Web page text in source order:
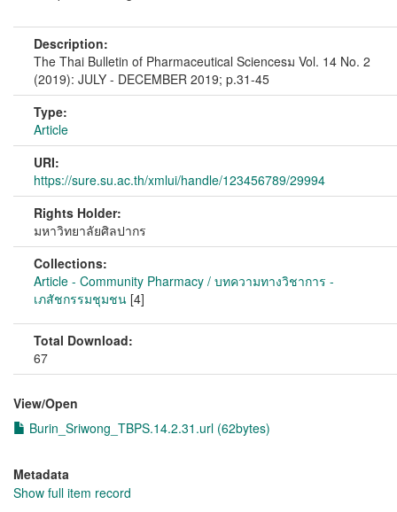
Description:
The Thai Bulletin of Pharmaceutical Sciencesม Vol. 14 No. 2
(2019): JULY - DECEMBER 2019; p.31-45
Type:
Article
URI:
https://sure.su.ac.th/xmlui/handle/123456789/29994
Rights Holder:
มหาวิทยาลัยศิลปากร
Collections:
Article - Community Pharmacy / บทความทางวิชาการ -
เภสัชกรรมชุมชน [4]
Total Download:
67
View/Open
Burin_Sriwong_TBPS.14.2.31.url (62bytes)
Metadata
Show full item record